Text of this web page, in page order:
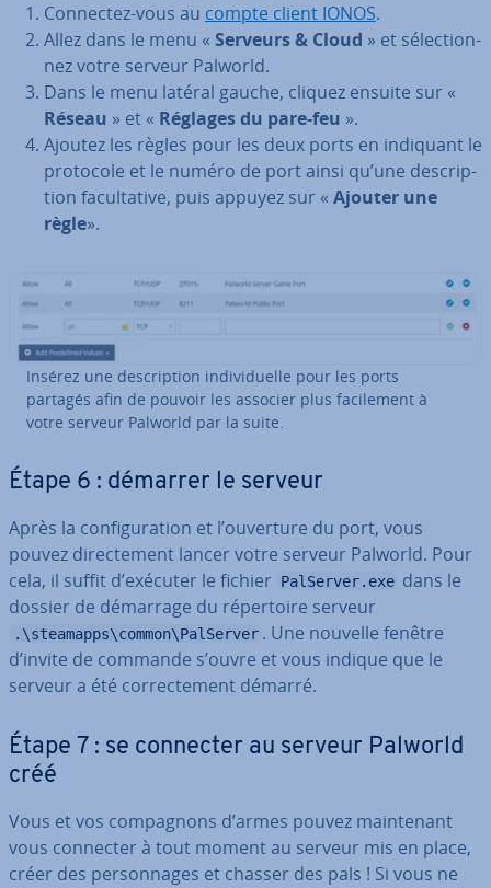
Connectez-vous au compte client IONOS.
Allez dans le menu « Serveurs & Cloud » et sé­lec­tion­
nez votre serveur Palworld.
Dans le menu latéral gauche, cliquez ensuite sur «
Réseau » et « Réglages du pare-feu ».
Ajoutez les règles pour les deux ports en indiquant le
protocole et le numéro de port ainsi qu’une des­crip­
tion fa­cul­ta­tive, puis appuyez sur « Ajouter une
règle».
Insérez une des­crip­tion in­di­vi­duelle pour les ports
partagés afin de pouvoir les associer plus fa­ci­le­ment à
votre serveur Palworld par la suite.
Étape 6 : démarrer le serveur
Après la con­fi­gu­ra­tion et l’ouverture du port, vous
pouvez di­rec­te­ment lancer votre serveur Palworld. Pour
cela, il suffit d’exécuter le fichier
PalServer.exe dans le
dossier de démarrage du ré­per­toire serveur
.\steamapps\common\PalServer . Une nouvelle fenêtre
d’invite de commande s’ouvre et vous indique que le
serveur a été cor­rec­te­ment démarré.
Étape 7 : se connecter au serveur Palworld
créé
Vous et vos com­pag­nons d’armes pouvez main­te­nant
vous connecter à tout moment au serveur mis en place,
créer des per­son­nages et chasser des pals ! Si vous ne